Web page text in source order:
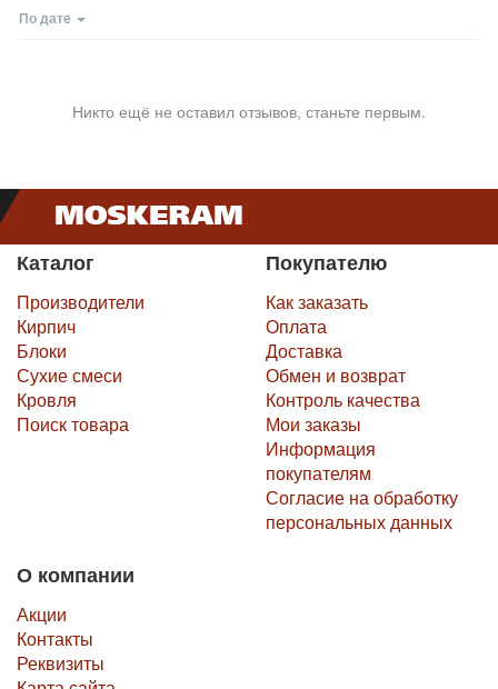
По дате
Никто ещё не оставил отзывов, станьте первым.
Каталог
Производители
Кирпич
Блоки
Сухие смеси
Кровля
Поиск товара
Покупателю
Как заказать
Оплата
Доставка
Обмен и возврат
Контроль качества
Мои заказы
Информация
покупателям
Согласие на обработку
персональных данных
О компании
Акции
Контакты
Реквизиты